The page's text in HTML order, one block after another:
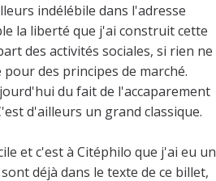
indélébile dans l'adresse
la liberté que j'ai construit cette
des activités sociales, si rien ne
des principes de marché.
du fait de l'accaparement
d'ailleurs un grand classique.
et c'est à Citéphilo que j'ai eu un
déjà dans le texte de ce billet,